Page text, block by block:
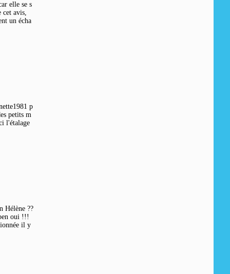
elle se s
cet avis,
un écha
p
petits m
l'étalage
Hélène ??
oui !!!
il y